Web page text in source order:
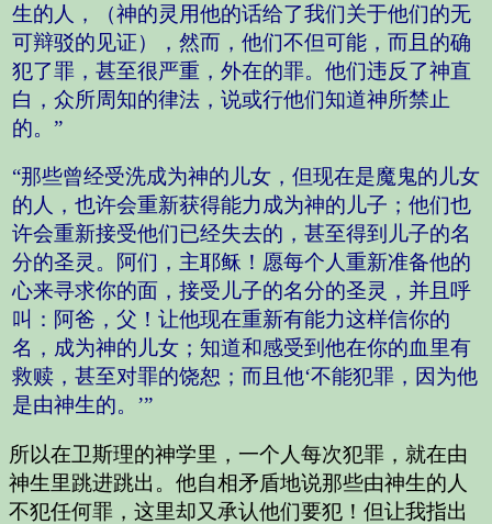
生的人，（神的灵用他的话给了我们关于他们的无
可辩驳的见证），然而，他们不但可能，而且的确
犯了罪，甚至很严重，外在的罪。他们违反了神直
白，众所周知的律法，说或行他们知道神所禁止
的。”
“那些曾经受洗成为神的儿女，但现在是魔鬼的儿女
的人，也许会重新获得能力成为神的儿子；他们也
许会重新接受他们已经失去的，甚至得到儿子的名
分的圣灵。阿们，主耶稣！愿每个人重新准备他的
心来寻求你的面，接受儿子的名分的圣灵，并且呼
叫：阿爸，父！让他现在重新有能力这样信你的
名，成为神的儿女；知道和感受到他在你的血里有
救赎，甚至对罪的饶恕；而且他‘不能犯罪，因为他
是由神生的。’”
所以在卫斯理的神学里，一个人每次犯罪，就在由
神生里跳进跳出。他自相矛盾地说那些由神生的人
不犯任何罪，这里却又承认他们要犯！但让我指出